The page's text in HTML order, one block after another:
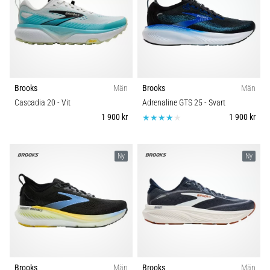
löpning
och
beeptest:
de
och
praktiken
testar
shuttle
run
snabbhet,
Carbon
Komfort och dämpning
Kategori
Skobredd
Sport
Brooks
Män
Cascadia 20 - Vit
1 900 kr
Brooks
Män
Adrenaline GTS 25- Svart
1 900 kr
Ny Ny